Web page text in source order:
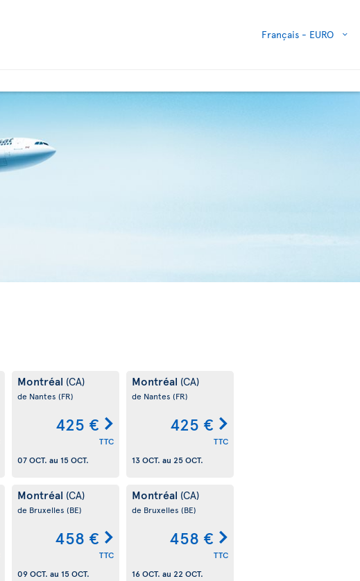
Français - EURO
Montréal (CA)
de Nantes (FR)
425 €
TTC
07 OCT. au 15 OCT.
Montréal (CA)
de Nantes (FR)
425 €
TTC
13 OCT. au 25 OCT.
Montréal (CA)
de Bruxelles (BE)
458 €
TTC
09 OCT. au 15 OCT.
Montréal (CA)
de Bruxelles (BE)
458 €
TTC
16 OCT. au 22 OCT.